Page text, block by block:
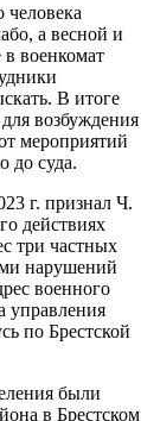
человека
а весной и
в военкомат
В итоге
возбуждения
мероприятий
до суда.
г. признал Ч.
действиях
три частных
нарушений
военного
управления
по Брестской
были
в Брестском